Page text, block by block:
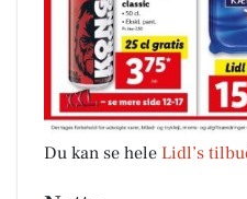
Du kan se hele Lidl’s